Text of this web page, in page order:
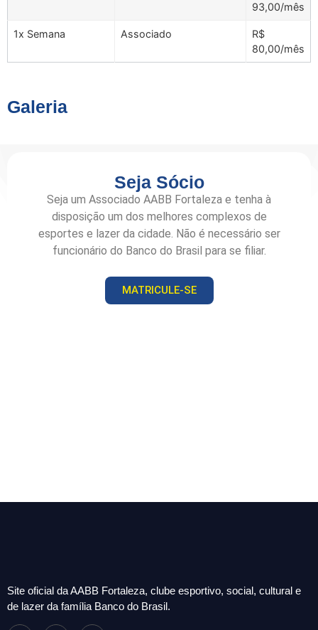
93,00/mês
1x Semana Associado
R$
80,00/mês
Galeria
Seja Sócio
Seja um Associado AABB Fortaleza e tenha à
disposição um dos melhores complexos de
esportes e lazer da cidade. Não é necessário ser
funcionário do Banco do Brasil para se filiar.
MATRICULE-SE
Site oficial da AABB Fortaleza, clube esportivo, social, cultural e
de lazer da família Banco do Brasil.